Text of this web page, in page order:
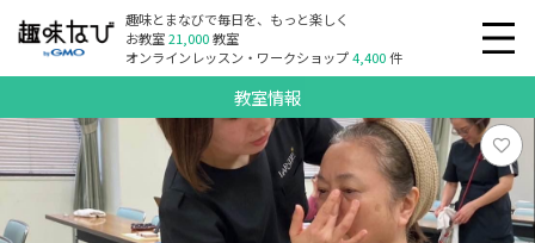
趣味とまなびで毎日を、もっと楽しく
お教室21,000教室
オンラインレッスン・ワークショップ4,400件
教室情報